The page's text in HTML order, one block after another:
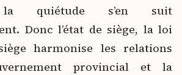
la quiétude s’en suit
Donc l’état de siège, la loi
harmonise les relations
provincial et la